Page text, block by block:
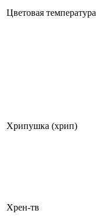
Цветовая температура
Хрипушка (хрип)
Хрен-тв